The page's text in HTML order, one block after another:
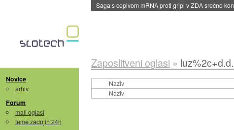
Saga s cepivom mRNA proti gripi v ZDA srečno
Novice
arhiv
Forum
mali oglasi
teme zadnjih 24h
Zaposlitveni oglasi » luz%2c+d.d.
Naziv
Naziv